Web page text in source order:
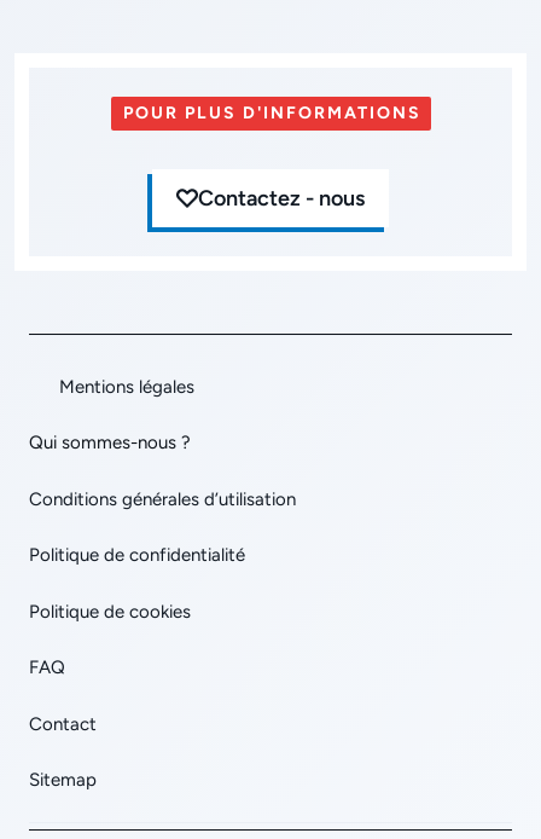
POUR PLUS D'INFORMATIONS
Contactez - nous
Mentions légales
Qui sommes-nous ?
Conditions générales d’utilisation
Politique de confidentialité
Politique de cookies
FAQ
Contact
Sitemap